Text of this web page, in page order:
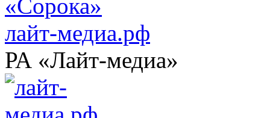
лайт-медиа.рф
РА «Лайт-медиа»